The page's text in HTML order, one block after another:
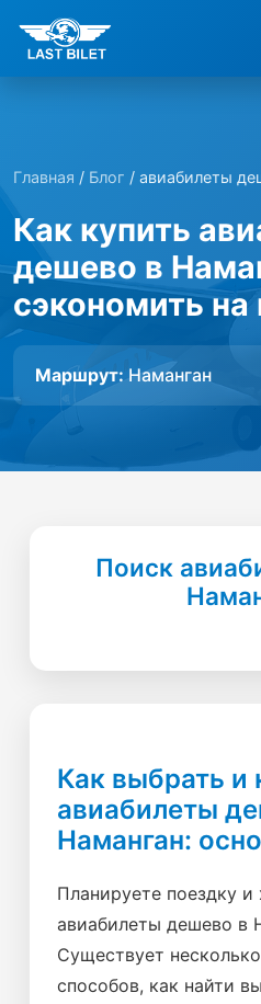
Главная / Блог / авиабилеты
Как купить
дешево в
сэкономить на
Маршрут:Наманган
Поиск
Как выбрать и
авиабилеты
Наманган:
Планируете поездку и
авиабилеты дешево в
Существует
способов, как найти